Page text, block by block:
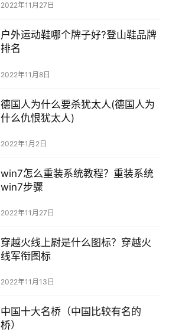
2022年11月27日
户外运动鞋哪个牌子好?登山鞋品牌
排名
2022年11月8日
德国人为什么要杀犹太人(德国人为
什么仇恨犹太人)
2022年1月2日
win7怎么重装系统教程？重装系统
win7步骤
2022年11月27日
穿越火线上尉是什么图标？穿越火
线军衔图标
2022年11月13日
中国十大名桥（中国比较有名的
桥）